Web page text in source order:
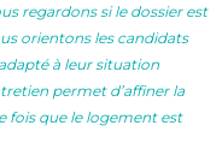
regardons si le dossier est
orientons les candidats
à leur situation
permet d’affiner la
fois que le logement est